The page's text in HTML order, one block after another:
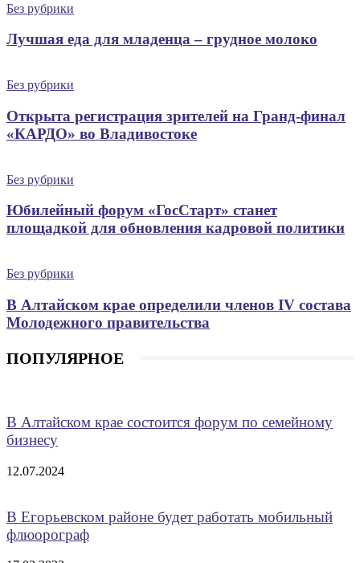
Без рубрики
Лучшая еда для младенца – грудное молоко
Без рубрики
Открыта регистрация зрителей на Гранд-финал
«КАРДО» во Владивостоке
Без рубрики
Юбилейный форум «ГосСтарт» станет
площадкой для обновления кадровой политики
Без рубрики
В Алтайском крае определили членов IV состава
Молодежного правительства
ПОПУЛЯРНОЕ
В Алтайском крае состоится форум по семейному
бизнесу
12.07.2024
В Егорьевском районе будет работать мобильный
флюорограф